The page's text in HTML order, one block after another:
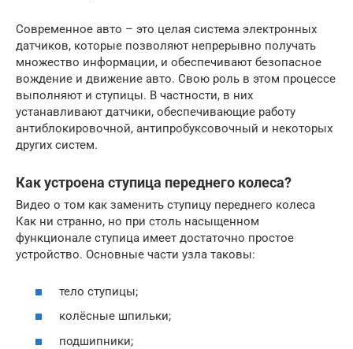
Современное авто – это целая система электронных
датчиков, которые позволяют непрерывно получать
множество информации, и обеспечивают безопасное
вождение и движение авто. Свою роль в этом процессе
выполняют и ступицы. В частности, в них
устанавливают датчики, обеспечивающие работу
антиблокировочной, антипробуксовочный и некоторых
других систем.
Как устроена ступица переднего колеса?
Видео о том как заменить ступицу переднего колеса
Как ни странно, но при столь насыщенном
функционале ступица имеет достаточно простое
устройство. Основные части узла таковы:
тело ступицы;
колёсные шпильки;
подшипники;